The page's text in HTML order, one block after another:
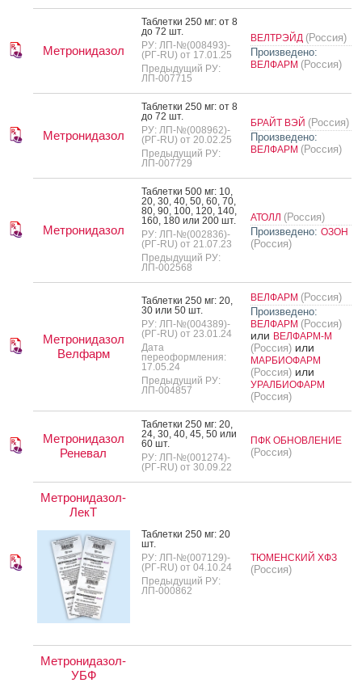
Метронидазол
Таб­летки 250 мг: от 8
до 72 шт.
РУ: ЛП-№(008493)-
(РГ-RU) от 17.01.25
Предыдущий РУ:
ЛП-007715
ВЕЛТРЭЙД (Россия)
Произведено:
ВЕЛФАРМ (Россия)
Метронидазол
Таб­летки 250 мг: от 8
до 72 шт.
РУ: ЛП-№(008962)-
(РГ-RU) от 20.02.25
Предыдущий РУ:
ЛП-007729
БРАЙТ ВЭЙ (Россия)
Произведено:
ВЕЛФАРМ (Россия)
Метронидазол
Таб­летки 500 мг: 10,
20, 30, 40, 50, 60, 70,
80, 90, 100, 120, 140,
160, 180 или 200 шт.
РУ: ЛП-№(002836)-
(РГ-RU) от 21.07.23
Предыдущий РУ:
ЛП-002568
АТОЛЛ (Россия)
Произведено: ОЗОН
(Россия)
Метронидазол
Велфарм
Таб­летки 250 мг: 20,
30 или 50 шт.
РУ: ЛП-№(004389)-
(РГ-RU) от 23.01.24
Дата
переоформления:
17.05.24
Предыдущий РУ:
ЛП-004857
ВЕЛФАРМ (Россия)
Произведено:
ВЕЛФАРМ (Россия)
или ВЕЛФАРМ-М
(Россия) или
МАРБИОФАРМ
(Россия) или
УРАЛБИОФАРМ
(Россия)
Метронидазол
Реневал
Таб­летки 250 мг: 20,
24, 30, 40, 45, 50 или
60 шт.
РУ: ЛП-№(001274)-
(РГ-RU) от 30.09.22
ПФК ОБНОВЛЕНИЕ
(Россия)
Метронидазол-
ЛекТ
Таб­летки 250 мг: 20
шт.
РУ: ЛП-№(007129)-
(РГ-RU) от 04.10.24
Предыдущий РУ:
ЛП-000862
ТЮМЕНСКИЙ ХФЗ
(Россия)
Метронидазол-
УБФ